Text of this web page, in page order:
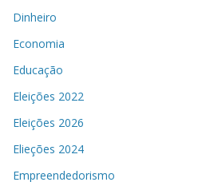
Dinheiro
Economia
Educação
Eleições 2022
Eleições 2026
Elieções 2024
Empreendedorismo